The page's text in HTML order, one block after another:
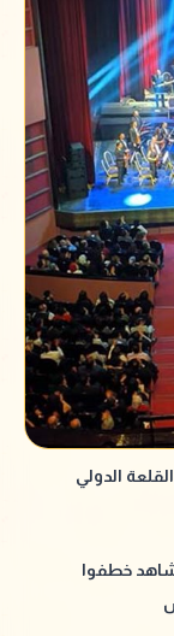
القلعة الدولي
كان مولع".. 5 مشاهد خطفوا